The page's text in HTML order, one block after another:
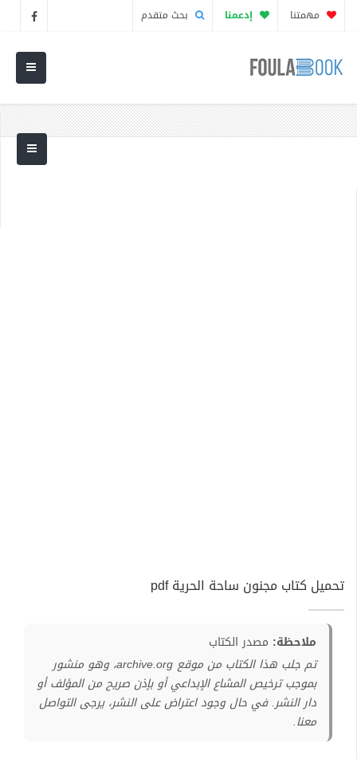
مهمتنا إدعمنا بحث متقدم
تحميل كتاب مجنون ساحة الحرية pdf
ملاحظة: مصدر الكتاب
تم جلب هذا الكتاب من موقع archive.org، وهو منشور
بموجب ترخيص المشاع الإبداعي أو بإذن صريح من المؤلف أو
دار النشر. في حال وجود اعتراض على النشر، يرجى التواصل
معنا.